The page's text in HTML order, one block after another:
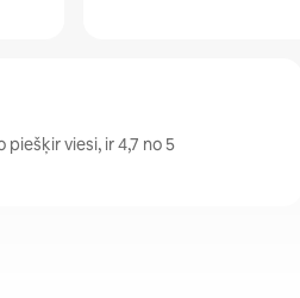
viesi, ir 4,7 no 5